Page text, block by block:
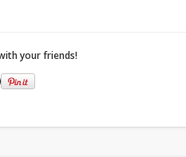
your friends!